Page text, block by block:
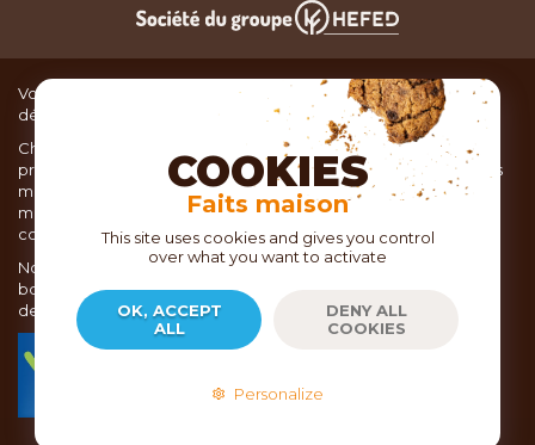
Vous recherchez du matériel de cuisine pour concocter de
délicieux plats ou des pâtisseries dignes d’un grand chef ?
Chez TOC, boutique d’ustensiles de cuisine, nous vous
proposons une large sélection de produits issus des meilleures
marques de matériel de cuisine: Ustensiles de pâtisserie,
matériel de cuisson, service de table, ustensiles de cuisine,
coutellerie, set picnic.
Nous vous réservons un accueil chaleureux au sein de nos 21
boutiques, mais vous trouverez également tout votre matériel
de cuisine en ligne sur notre site internet toc.fr
commerce et de la vente à distance depuis 2018.
COOKIES
Faits maison
This site uses cookies and gives you control
over what you want to activate
OK, ACCEPT
ALL
DENY ALL
COOKIES
Personalize